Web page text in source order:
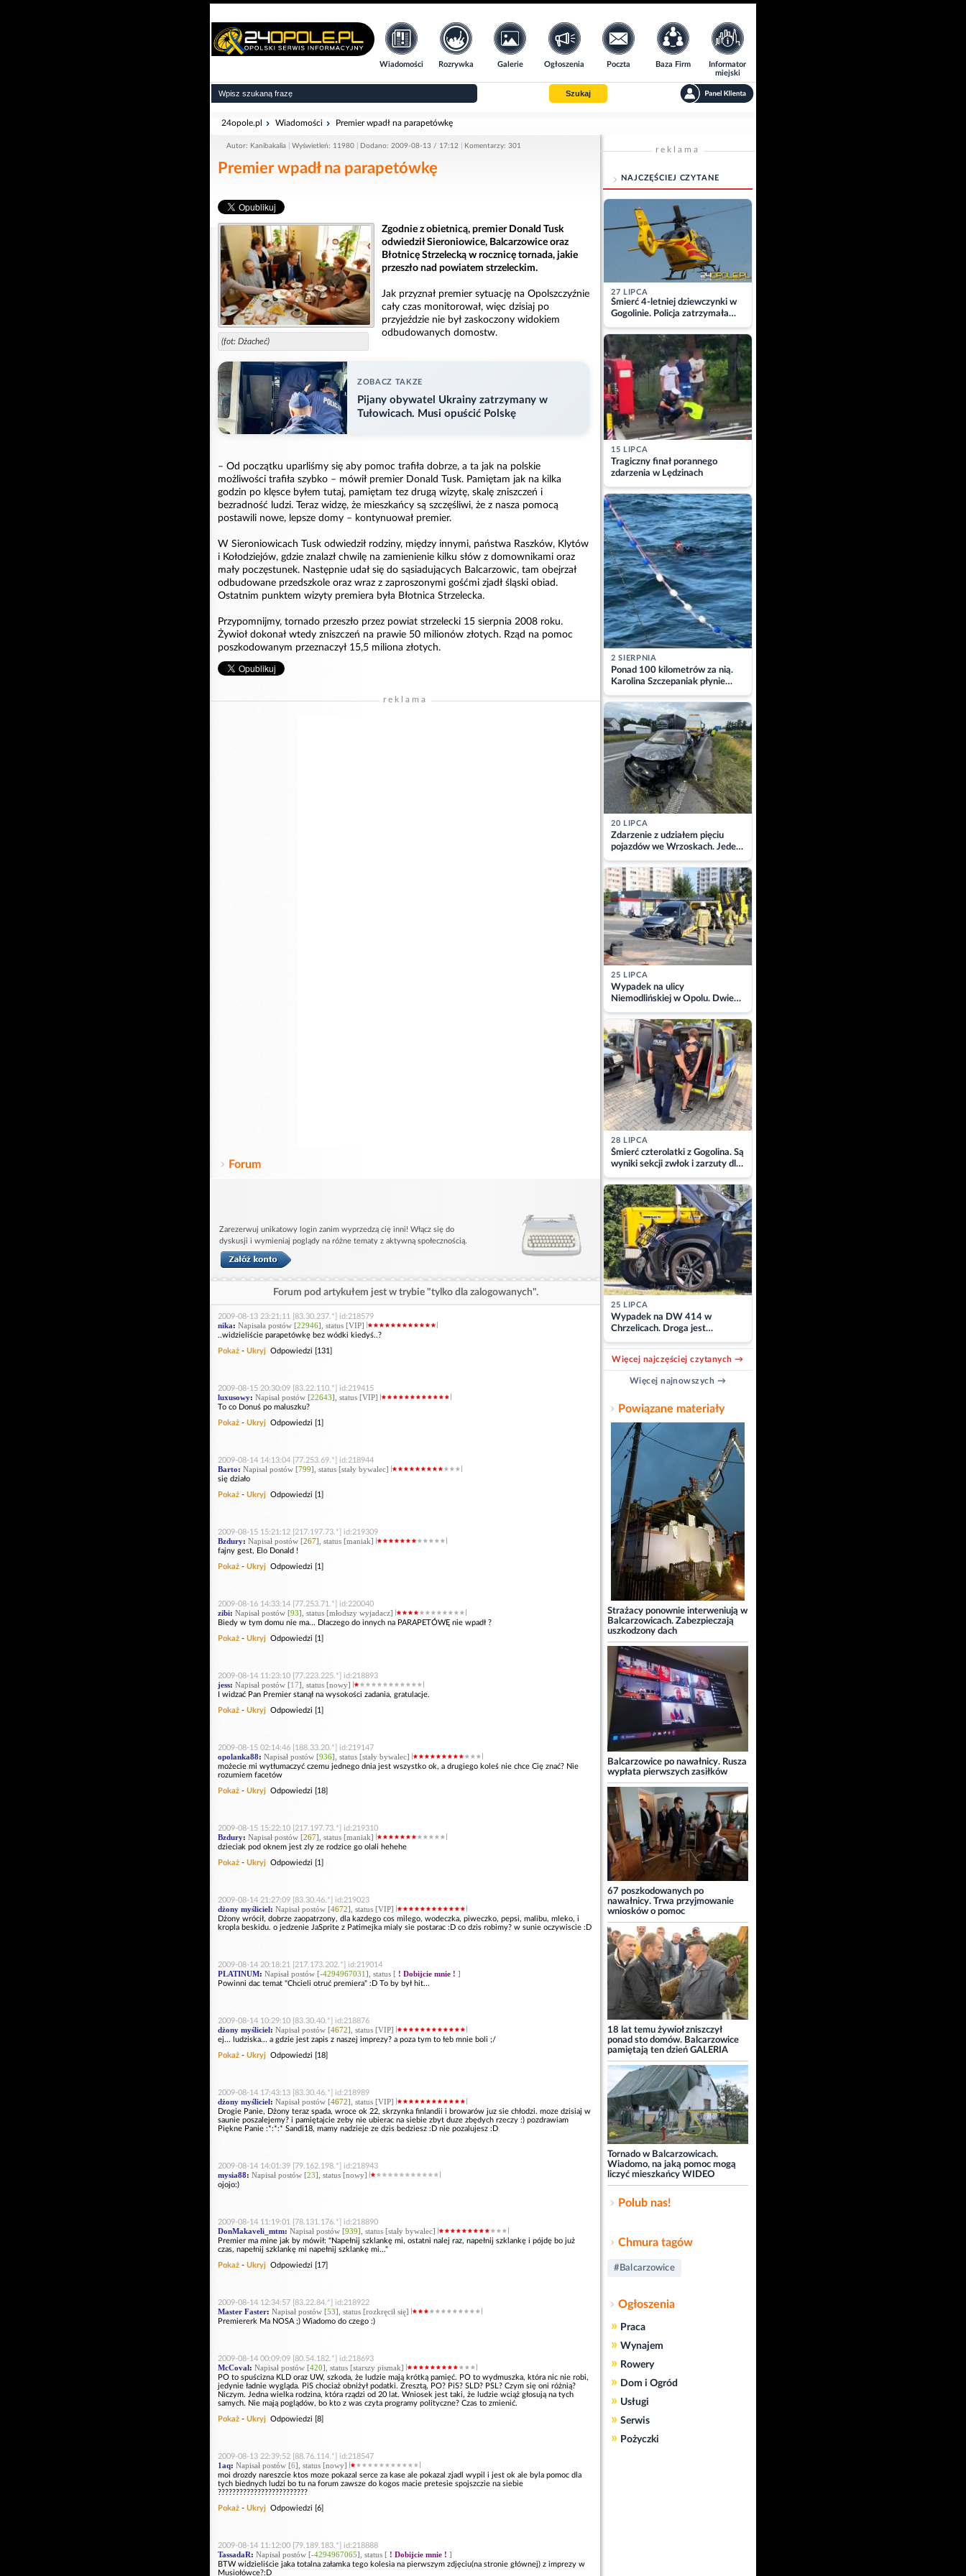
Wiadomości Rozrywka Galerie Ogłoszenia Poczta Baza Firm
Informator
miejski
Szukaj
24opole.pl Wiadomości Premier wpadł na parapetówkę
Autor: Kanibakalia Wyświetleń: 11980 Dodano: 2009-08-13 / 17:12 Komentarzy: 301
Premier wpadł na parapetówkę
(fot: Dżacheć)
Zgodnie z obietnicą, premier Donald Tusk
odwiedził Sieroniowice, Balcarzowice oraz
Błotnicę Strzelecką w rocznicę tornada, jakie
przeszło nad powiatem strzeleckim.
Jak przyznał premier sytuację na Opolszczyźnie
cały czas monitorował, więc dzisiaj po
przyjeździe nie był zaskoczony widokiem
odbudowanych domostw.
ZOBACZ TAKZE
Pijany obywatel Ukrainy zatrzymany w
Tułowicach. Musi opuścić Polskę
– Od początku uparliśmy się aby pomoc trafiła dobrze, a ta jak na polskie
możliwości trafiła szybko – mówił premier Donald Tusk. Pamiętam jak na kilka
godzin po klęsce byłem tutaj, pamiętam tez drugą wizytę, skalę zniszczeń i
bezradność ludzi. Teraz widzę, że mieszkańcy są szczęśliwi, że z nasza pomocą
postawili nowe, lepsze domy – kontynuował premier.
W Sieroniowicach Tusk odwiedził rodziny, między innymi, państwa Raszków, Klytów
i Kołodziejów, gdzie znalazł chwilę na zamienienie kilku słów z domownikami oraz
mały poczęstunek. Następnie udał się do sąsiadujących Balcarzowic, tam obejrzał
odbudowane przedszkole oraz wraz z zaproszonymi gośćmi zjadł śląski obiad.
Ostatnim punktem wizyty premiera była Błotnica Strzelecka.
Przypomnijmy, tornado przeszło przez powiat strzelecki 15 sierpnia 2008 roku.
Żywioł dokonał wtedy zniszczeń na prawie 50 milionów złotych. Rząd na pomoc
poszkodowanym przeznaczył 15,5 miliona złotych.
reklama
Forum
Zarezerwuj unikatowy login zanim wyprzedzą cię inni! Włącz się do
dyskusji i wymieniaj poglądy na różne tematy z aktywną społecznością.
Forum pod artykułem jest w trybie "tylko dla zalogowanych".
2009-08-13 23:21:11 [83.30.237.*] id:218579
nika: Napisała postów [22946], status [VIP]
..widzieliście parapetówkę bez wódki kiedyś..?
Pokaż - Ukryj Odpowiedzi [131]
2009-08-15 20:30:09 [83.22.110.*] id:219415
luxusowy: Napisał postów [22643], status [VIP]
To co Donuś po maluszku?
Pokaż - Ukryj Odpowiedzi [1]
2009-08-14 14:13:04 [77.253.69.*] id:218944
Barto: Napisał postów [799], status [stały bywalec]
się działo
Pokaż - Ukryj Odpowiedzi [1]
2009-08-15 15:21:12 [217.197.73.*] id:219309
Bzdury: Napisał postów [267], status [maniak]
fajny gest, Elo Donald !
Pokaż - Ukryj Odpowiedzi [1]
2009-08-16 14:33:14 [77.253.71.*] id:220040
zibi: Napisał postów [93], status [młodszy wyjadacz]
Biedy w tym domu nie ma... Dlaczego do innych na PARAPETÓWĘ nie wpadł ?
Pokaż - Ukryj Odpowiedzi [1]
2009-08-14 11:23:10 [77.223.225.*] id:218893
jess: Napisał postów [17], status [nowy]
I widzać Pan Premier stanął na wysokości zadania, gratulacje.
Pokaż - Ukryj Odpowiedzi [1]
2009-08-15 02:14:46 [188.33.20.*] id:219147
opolanka88: Napisał postów [936], status [stały bywalec]
możecie mi wytłumaczyć czemu jednego dnia jest wszystko ok, a drugiego koleś nie chce Cię znać? Nie
rozumiem facetów
Pokaż - Ukryj Odpowiedzi [18]
2009-08-15 15:22:10 [217.197.73.*] id:219310
Bzdury: Napisał postów [267], status [maniak]
dzieciak pod oknem jest zly ze rodzice go olali hehehe
Pokaż - Ukryj Odpowiedzi [1]
2009-08-14 21:27:09 [83.30.46.*] id:219023
dżony myśliciel : Napisał postów [4672], status [VIP]
Dżony wrócił, dobrze zaopatrzony, dla kazdego cos milego, wodeczka, piweczko, pepsi, malibu, mleko, i
kropla beskidu. o jedzenie JaSprite z Patimejka mialy sie postarac :D co dzis robimy? w sunie oczywiscie :D
2009-08-14 20:18:21 [217.173.202.*] id:219014
PLATINUM: Napisał postów [-4294967031 ], status [ ! Dobijcie mnie ! ]
Powinni dac temat "Chcieli otruć premiera" :D To by był hit...
2009-08-14 10:29:10 [83.30.40.*] id:218876
dżony myśliciel : Napisał postów [4672], status [VIP]
ej... ludziska... a gdzie jest zapis z naszej imprezy? a poza tym to łeb mnie boli ;/
Pokaż - Ukryj Odpowiedzi [18]
2009-08-14 17:43:13 [83.30.46.*] id:218989
dżony myśliciel : Napisał postów [4672], status [VIP]
Drogie Panie, Dżony teraz spada, wroce ok 22, skrzynka finlandii i browarów juz sie chłodzi. moze dzisiaj w
saunie poszalejemy? i pamiętajcie zeby nie ubierac na siebie zbyt duze zbędych rzeczy :) pozdrawiam
Piękne Panie :*:*:* Sandi18, mamy nadzieje ze dzis bedziesz :D nie pozalujesz :D
2009-08-14 14:01:39 [79.162.198.*] id:218943
mysia88: Napisał postów [23], status [nowy]
ojojo:)
2009-08-14 11:19:01 [78.131.176.*] id:218890
DonMakaveli_mtm: Napisał postów [939], status [stały bywalec]
Premier ma mine jak by mówił: "Napełnij szklankę mi, ostatni nalej raz, napełnij szklankę i pójdę bo już
czas, napełnij szklankę mi napełnij szklankę mi..."
Pokaż - Ukryj Odpowiedzi [17]
2009-08-14 12:34:57 [83.22.84.*] id:218922
Master Faster: Napisał postów [53], status [rozkręcił się]
Premiererk Ma NOSA ;) Wiadomo do czego :)
2009-08-14 00:09:09 [80.54.182.*] id:218693
McCoval : Napisał postów [420], status [starszy pismak]
PO to spuścizna KLD oraz UW, szkoda, że ludzie mają krótką pamięć. PO to wydmuszka, która nic nie robi,
jedynie ładnie wygląda. PiS chociaż obniżył podatki. Zresztą, PO? PiS? SLD? PSL? Czym się oni różnią?
Niczym. Jedna wielka rodzina, która rządzi od 20 lat. Wniosek jest taki, że ludzie wciąż głosują na tych
samych. Nie mają poglądów, bo kto z was czyta programy polityczne? Czas to zmienić.
Pokaż - Ukryj Odpowiedzi [8]
2009-08-13 22:39:52 [88.76.114.*] id:218547
1aq: Napisał postów [6], status [nowy]
moi drozdy nareszcie ktos moze pokazal serce za kase ale pokazal zjadl wypil i jest ok ale byla pomoc dla
tych biednych ludzi bo tu na forum zawsze do kogos macie pretesie spojszczie na siebie
?????????????????????????
Pokaż - Ukryj Odpowiedzi [6]
2009-08-14 11:12:00 [79.189.183.*] id:218888
TassadaR: Napisał postów [-4294967065], status [ ! Dobijcie mnie ! ]
BTW widzieliście jaka totalna załamka tego kolesia na pierwszym zdjęciu(na stronie głównej) z imprezy w
Musiołówce?:D
reklama
NAJCZĘŚCIEJ CZYTANE
27 LIPCA
Śmierć 4-letniej dziewczynki w
Gogolinie. Policja zatrzymała
matkę
15 LIPCA
Tragiczny finał porannego
zdarzenia w Lędzinach
2 SIERPNIA
Ponad 100 kilometrów za nią.
Karolina Szczepaniak płynie
przez Bałtyk dla Piotra.
Aktualizacja
20 LIPCA
Zdarzenie z udziałem pięciu
pojazdów we Wrzoskach. Jeden
z kierowców zabrany w
kajdankach
25 LIPCA
Wypadek na ulicy
Niemodlińskiej w Opolu. Dwie
osoby w szpitalu
28 LIPCA
Śmierć czterolatki z Gogolina. Są
wyniki sekcji zwłok i zarzuty dla
matki
25 LIPCA
Wypadek na DW 414 w
Chrzelicach. Droga jest
zablokowana
Więcej najczęściej czytanych →
Więcej najnowszych →
Powiązane materiały
Strażacy ponownie interweniują w
Balcarzowicach. Zabezpieczają
uszkodzony dach
Balcarzowice po nawałnicy. Rusza
wypłata pierwszych zasiłków
67 poszkodowanych po
nawałnicy. Trwa przyjmowanie
wniosków o pomoc
18 lat temu żywioł zniszczył
ponad sto domów. Balcarzowice
pamiętają ten dzień GALERIA
Tornado w Balcarzowicach.
Wiadomo, na jaką pomoc mogą
liczyć mieszkańcy WIDEO
Polub nas!
Chmura tagów
#Balcarzowice
Ogłoszenia
» Praca
» Wynajem
» Rowery
» Dom i Ogród
» Usługi
» Serwis
» Pożyczki